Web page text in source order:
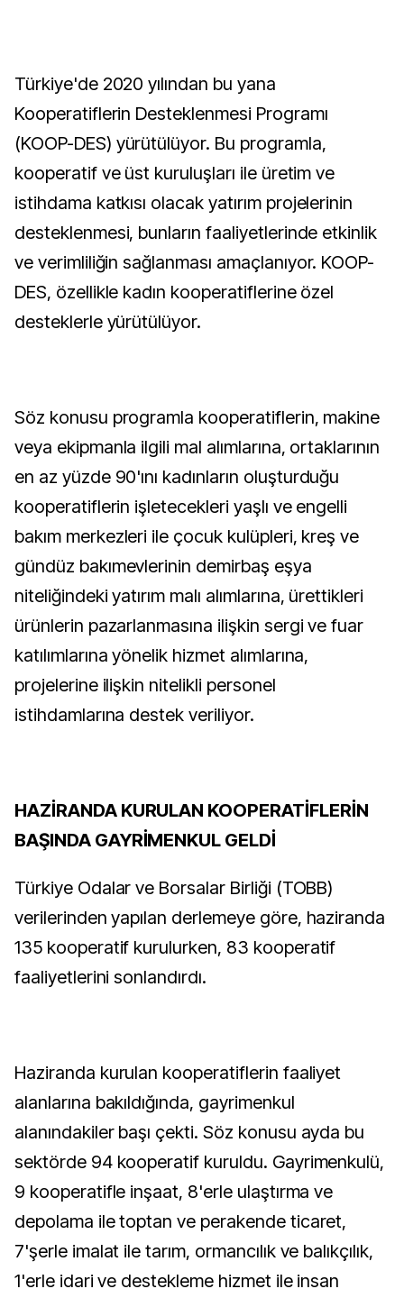
Türkiye'de 2020 yılından bu yana
Kooperatiflerin Desteklenmesi Programı
(KOOP-DES) yürütülüyor. Bu programla,
kooperatif ve üst kuruluşları ile üretim ve
istihdama katkısı olacak yatırım projelerinin
desteklenmesi, bunların faaliyetlerinde etkinlik
ve verimliliğin sağlanması amaçlanıyor. KOOP-
DES, özellikle kadın kooperatiflerine özel
desteklerle yürütülüyor.
Söz konusu programla kooperatiflerin, makine
veya ekipmanla ilgili mal alımlarına, ortaklarının
en az yüzde 90'ını kadınların oluşturduğu
kooperatiflerin işletecekleri yaşlı ve engelli
bakım merkezleri ile çocuk kulüpleri, kreş ve
gündüz bakımevlerinin demirbaş eşya
niteliğindeki yatırım malı alımlarına, ürettikleri
ürünlerin pazarlanmasına ilişkin sergi ve fuar
katılımlarına yönelik hizmet alımlarına,
projelerine ilişkin nitelikli personel
istihdamlarına destek veriliyor.
HAZİRANDA KURULAN KOOPERATİFLERİN
BAŞINDA GAYRİMENKUL GELDİ
Türkiye Odalar ve Borsalar Birliği (TOBB)
verilerinden yapılan derlemeye göre, haziranda
135 kooperatif kurulurken, 83 kooperatif
faaliyetlerini sonlandırdı.
Haziranda kurulan kooperatiflerin faaliyet
alanlarına bakıldığında, gayrimenkul
alanındakiler başı çekti. Söz konusu ayda bu
sektörde 94 kooperatif kuruldu. Gayrimenkulü,
9 kooperatifle inşaat, 8'erle ulaştırma ve
depolama ile toptan ve perakende ticaret,
7'şerle imalat ile tarım, ormancılık ve balıkçılık,
1'erle idari ve destekleme hizmet ile insan